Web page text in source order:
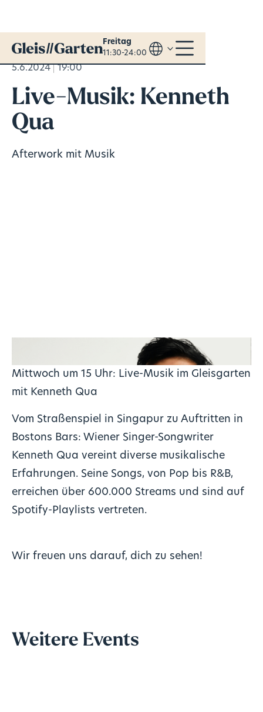
Freitag
11:30-24:00
5.6.2024 19:00
Live-Musik: Kenneth
Qua
Afterwork mit Musik
Mittwoch um 15 Uhr: Live-Musik im Gleisgarten
mit Kenneth Qua
Vom Straßenspiel in Singapur zu Auftritten in
Bostons Bars: Wiener Singer-Songwriter
Kenneth Qua vereint diverse musikalische
Erfahrungen. Seine Songs, von Pop bis R&B,
erreichen über 600.000 Streams und sind auf
Spotify-Playlists vertreten.
Wir freuen uns darauf, dich zu sehen!
Weitere Events